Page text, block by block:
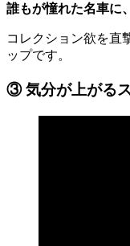
誰もが憧れた名車に
コレクション欲を直
ップです。
③ 気分が上がる